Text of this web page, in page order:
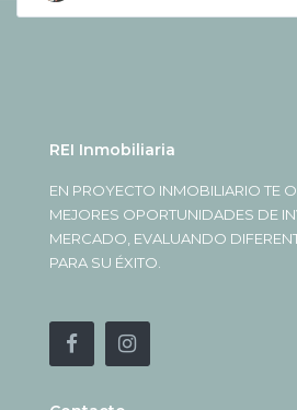
REI Inmobiliaria
EN PROYECTO INMOBILIARIO TE
MEJORES OPORTUNIDADES DE
MERCADO, EVALUANDO
PARA SU ÉXITO.